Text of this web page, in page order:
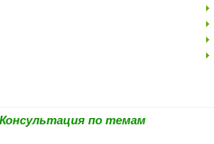
Консультация по темам